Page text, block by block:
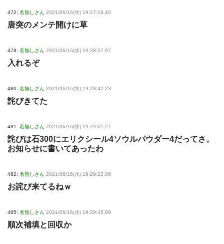
472: 名無しさん 2021/06/16(水) 19:27:18.40
唐突のメンテ開けに草
478: 名無しさん 2021/06/16(水) 19:28:27.97
入れるぞ
480: 名無しさん 2021/06/16(水) 19:28:42.23
詫びきてた
481: 名無しさん 2021/06/16(水) 19:29:01.27
詫びは石300にエリクシール4ソウルパウダー4だってさ。
お知らせに書いてあったわ
482: 名無しさん 2021/06/16(水) 19:29:22.06
お詫び来てるねｗ
485: 名無しさん 2021/06/16(水) 19:29:45.89
順次補填と回収か